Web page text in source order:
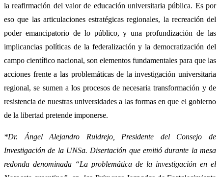
la reafirmación del valor de educación universitaria pública. Es por
eso que las articulaciones estratégicas regionales, la recreación del
poder emancipatorio de lo público, y una profundización de las
implicancias políticas de la federalización y la democratización del
campo científico nacional, son elementos fundamentales para que las
acciones frente a las problemáticas de la investigación universitaria
regional, se sumen a los procesos de necesaria transformación y de
resistencia de nuestras universidades a las formas en que el gobierno
de la libertad pretende imponerse.
*Dr. Ángel Alejandro Ruidrejo, Presidente del Consejo de
Investigación de la UNSa. Disertación que emitiódurante la mesa
redonda denominada “La problemática de la investigación en el